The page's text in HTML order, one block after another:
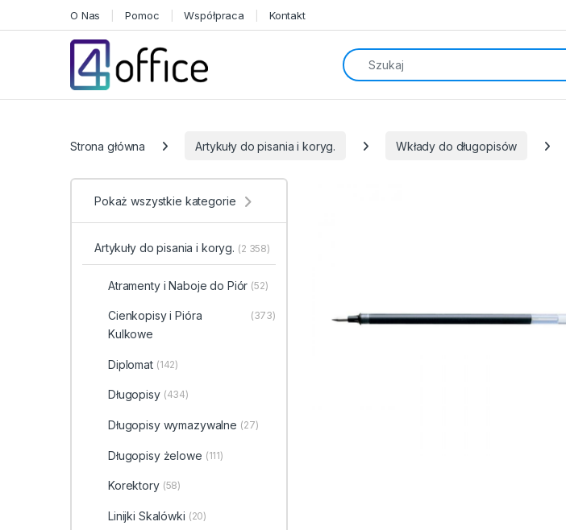
O Nas Pomoc Współpraca Kontakt
Search for:
Strona główna Artykuły do pisania i koryg. Wkłady do długopisów
Pokaż wszystkie kategorie
Artykuły do pisania i koryg. (2 358)
Atramenty i Naboje do Piór (52)
Cienkopisy i Pióra
Kulkowe
(373)
Diplomat (142)
Długopisy (434)
Długopisy wymazywalne (27)
Długopisy żelowe (111)
Korektory (58)
Linijki Skalówki (20)